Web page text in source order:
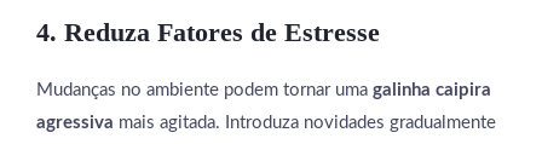
4. Reduza Fatores de Estresse
Mudanças no ambiente podem tornar uma galinha caipira
agressiva mais agitada. Introduza novidades gradualmente